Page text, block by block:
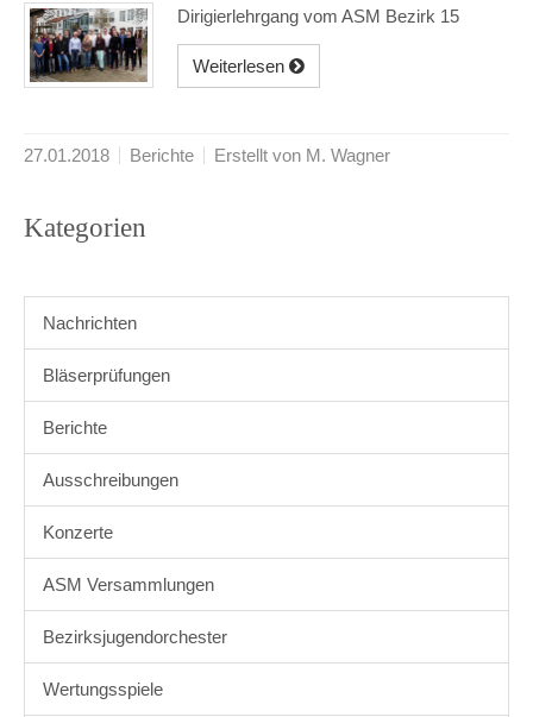
Dirigierlehrgang vom ASM Bezirk 15
Weiterlesen
27.01.2018 Berichte Erstellt von M. Wagner
Kategorien
Nachrichten
Bläserprüfungen
Berichte
Ausschreibungen
Konzerte
ASM Versammlungen
Bezirksjugendorchester
Wertungsspiele